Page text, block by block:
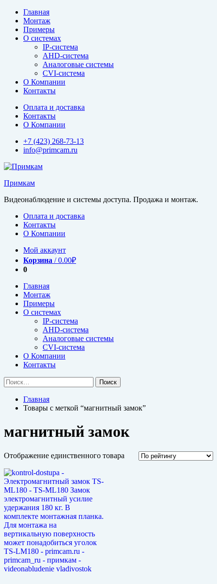
Перейти
содержимому
Главная
Монтаж
Примеры
О системах
IP-система
AHD-система
Аналоговые системы
CVI-система
О Компании
Контакты
Оплата и доставка
Контакты
О Компании
+7 (423) 268-73-13
info@primcam.ru
Примкам
Видеонаблюдение и системы доступа. Продажа и монтаж.
Оплата и доставка
Контакты
О Компании
Мой аккаунт
Корзина /0.00₽
0
Главная
Монтаж
Примеры
О системах
IP-система
AHD-система
Аналоговые системы
CVI-система
О Компании
Контакты
Найти:
Главная
Товары с меткой “магнитный замок”
магнитный замок
Отображение единственного товара